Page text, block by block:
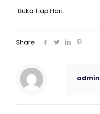
Buka Tiap Hari.
Share
admin